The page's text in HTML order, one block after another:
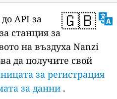
🇬🇧
API за
станция за
на въздуха Nanzi
да получите свой
за регистрация
за данни .